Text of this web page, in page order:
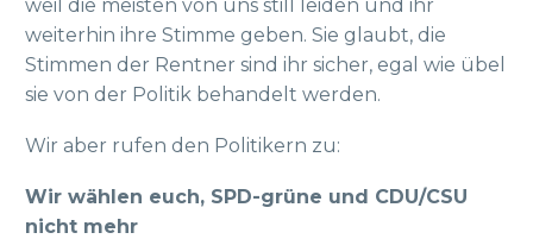
weil die meisten von uns still leiden und ihr
weiterhin ihre Stimme geben. Sie glaubt, die
Stimmen der Rentner sind ihr sicher, egal wie übel
sie von der Politik behandelt werden.
Wir aber rufen den Politikern zu:
Wir wählen euch, SPD-grüne und CDU/CSU
nicht mehr